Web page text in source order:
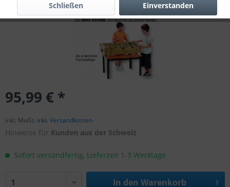
95,99 € *
inkl. MwSt. inkl. Versandkosten
Hinweise für Kunden aus der Schweiz
Sofort versandfertig, Lieferzeit 1-3 Werktage
In den Warenkorb
Einverstanden
Schließen